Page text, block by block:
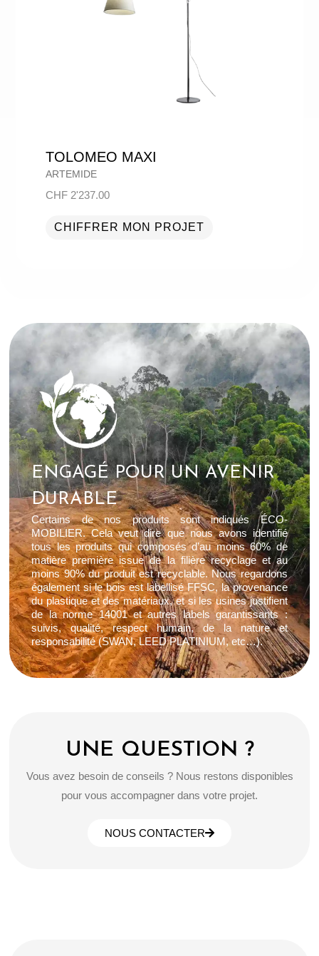
TOLOMEO MAXI
ARTEMIDE
CHF2'237.00
CHIFFRER MON PROJET
ENGAGÉ POUR UN AVENIR
DURABLE
Certains de nos produits sont indiqués ÉCO-
MOBILIER. Cela veut dire que nous avons identifié
tous les produits qui composés d’au moins 60% de
matière première issue de la filière recyclage et au
moins 90% du produit est recyclable. Nous regardons
également si le bois est labellisé FFSC, la provenance
du plastique et des matériaux, et si les usines justifient
de la norme 14001 et autres labels garantissants :
suivis, qualité, respect humain, de la nature et
responsabilité (SWAN, LEED PLATINIUM, etc…).
UNE QUESTION ?
Vous avez besoin de conseils ? Nous restons disponibles
pour vous accompagner dans votre projet.
NOUS CONTACTER